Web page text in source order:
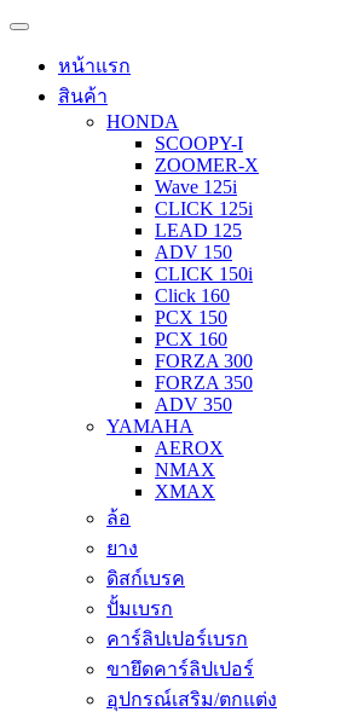
หน้าแรก
สินค้า
HONDA
SCOOPY-I
ZOOMER-X
Wave 125i
CLICK 125i
LEAD 125
ADV 150
CLICK 150i
Click 160
PCX 150
PCX 160
FORZA 300
FORZA 350
ADV 350
YAMAHA
AEROX
NMAX
XMAX
ล้อ
ยาง
ดิสก์เบรค
ปั้มเบรก
คาร์ลิปเปอร์เบรก
ขายึดคาร์ลิปเปอร์
อุปกรณ์เสริม/ตกแต่ง